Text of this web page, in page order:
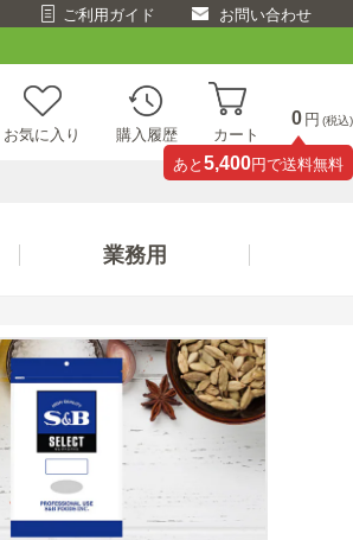
ご利用ガイド お問い合わせ
お気に入り 購入履歴 カート
0 円 (税込)
あと 5,400円で送料無料
業務用